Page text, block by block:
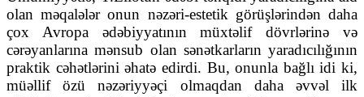
olan məqalələr onun nəzəri-estetik görüşlərindən daha
çox Avropa ədəbiyyatının müxtəlif dövrlərinə və
cərəyanlarına mənsub olan sənətkarların yaradıcılığının
praktik cəhətlərini əhatə edirdi. Bu, onunla bağlı idi ki,
müəllif özü nəzəriyyəçi olmaqdan daha əvvəl ilk